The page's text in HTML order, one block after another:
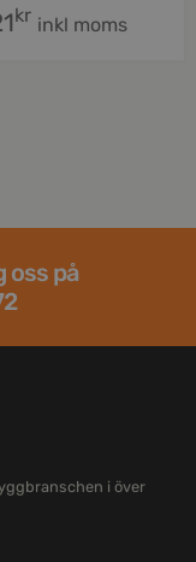
kr inkl moms
oss på
i över